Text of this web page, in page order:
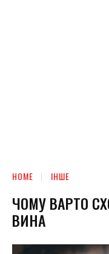
HOME ІНШЕ
ЧОМУ ВАРТО
ВИНА